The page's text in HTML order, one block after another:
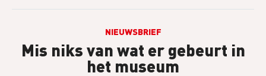
NIEUWSBRIEF
Mis niks van wat er gebeurt in
het museum